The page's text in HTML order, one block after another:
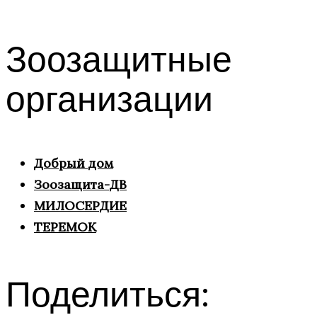
Зоозащитные
организации
Добрый дом
Зоозащита-ДВ
МИЛОСЕРДИЕ
ТЕРЕМОК
Поделиться: